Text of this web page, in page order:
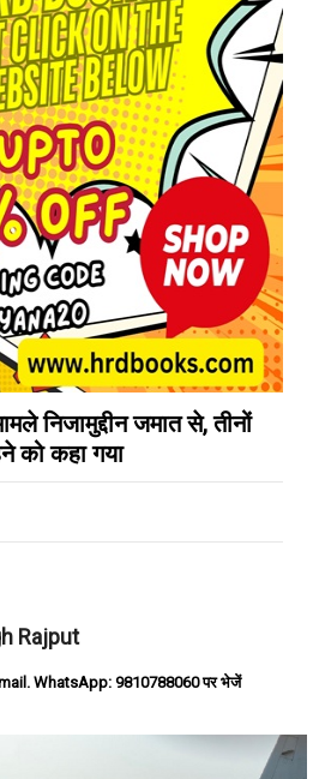
निजामुद्दीन जमात से, तीनों
को कहा गया
Rajput
WhatsApp: 9810788060 पर भेजें